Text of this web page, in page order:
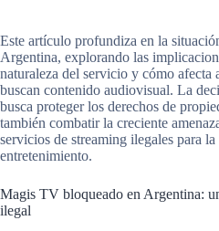
Este artículo profundiza en la
Argentina, explorando las
naturaleza del servicio y cómo afecta
buscan contenido audiovisual. La
busca proteger los derechos de
también combatir la creciente
servicios de streaming ilegales para
entretenimiento.
Magis TV bloqueado en Argentina:
ilegal